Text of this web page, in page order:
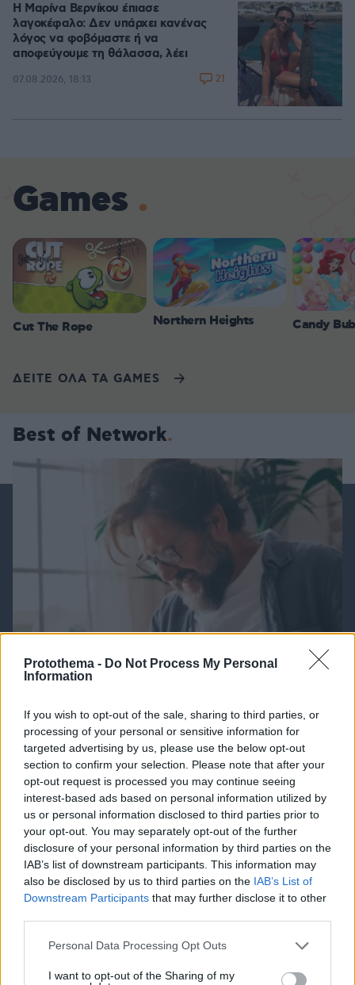
Protothema - Do Not Process My Personal
Information
If you wish to opt-out of the sale, sharing to third parties, or
processing of your personal or sensitive information for
targeted advertising by us, please use the below opt-out
section to confirm your selection. Please note that after your
opt-out request is processed you may continue seeing
interest-based ads based on personal information utilized by
us or personal information disclosed to third parties prior to
your opt-out. You may separately opt-out of the further
disclosure of your personal information by third parties on the
IAB’s list of downstream participants. This information may
also be disclosed by us to third parties on the IAB’s List of
Downstream Participants that may further disclose it to other
Please note that this website/app uses one or more Google
not limited to your visit or usage behaviour. You may click to
Personal Data Processing Opt Outs
I want to opt-out of the Sharing of my
Η Μαρίνα Βερνίκου έπιασε
λαγοκέφαλο: Δεν υπάρχει κανένας
λόγος να φοβόμαστε ή να
αποφεύγουμε τη θάλασσα, λέει
07.08.2026, 18:13 21
Games
Cut The Rope Northern Heights Candy
ΔΕΙΤΕ ΟΛΑ ΤΑ GAMES
Best of Network
Καρκίνος παχέος εντέρου: Το απλό τεστ που
συνδέθηκε με 50% λιγότερους θανάτους – Το
παράδειγμα της Ισπανίας
07.08.2026, 18:31